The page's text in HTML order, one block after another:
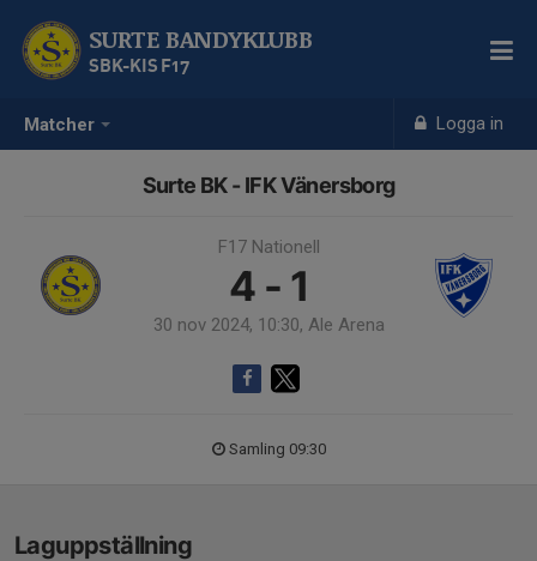
Matcher Logga in
SURTE BANDYKLUBB
SBK-KIS F17
Surte BK - IFK Vänersborg
F17 Nationell
4 - 1
30 nov 2024, 10:30, Ale Arena
Samling 09:30
Laguppställning